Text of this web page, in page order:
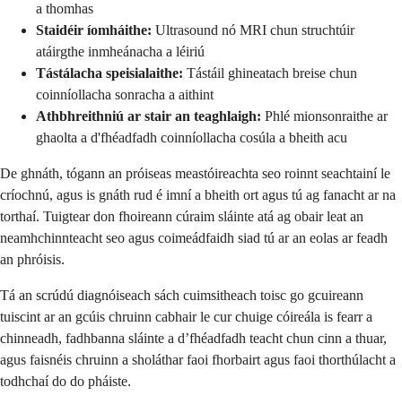
a thomhas
Staidéir íomháithe: Ultrasound nó MRI chun struchtúir
atáirgthe inmheánacha a léiriú
Tástálacha speisialaithe: Tástáil ghineatach breise chun
coinníollacha sonracha a aithint
Athbhreithniú ar stair an teaghlaigh: Phlé mionsonraithe ar
ghaolta a d'fhéadfadh coinníollacha cosúla a bheith acu
De ghnáth, tógann an próiseas meastóireachta seo roinnt seachtainí le
críochnú, agus is gnáth rud é imní a bheith ort agus tú ag fanacht ar na
torthaí. Tuigtear don fhoireann cúraim sláinte atá ag obair leat an
neamhchinnteacht seo agus coimeádfaidh siad tú ar an eolas ar feadh
an phróisis.
Tá an scrúdú diagnóiseach sách cuimsitheach toisc go gcuireann
tuiscint ar an gcúis chruinn cabhair le cur chuige cóireála is fearr a
chinneadh, fadhbanna sláinte a d’fhéadfadh teacht chun cinn a thuar,
agus faisnéis chruinn a sholáthar faoi fhorbairt agus faoi thorthúlacht a
todhchaí do do pháiste.